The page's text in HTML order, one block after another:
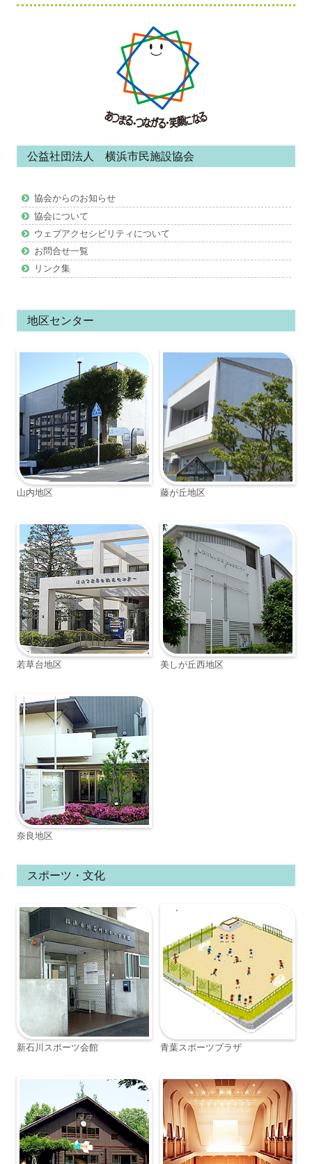
テ
ツ
公益社団法人 横浜市民施設協会
協会からのお知らせ
協会について
ウェブアクセシビリティについて
お問合せ一覧
リンク集
地区センター
山内地区 藤が丘地区
若草台地区 美しが丘西地区
奈良地区
スポーツ・文化
新石川スポーツ会館 青葉スポーツプラザ